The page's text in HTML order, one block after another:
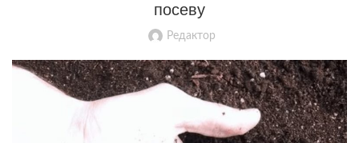
посеву
Редактор